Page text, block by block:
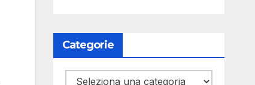
Categorie
Categorie